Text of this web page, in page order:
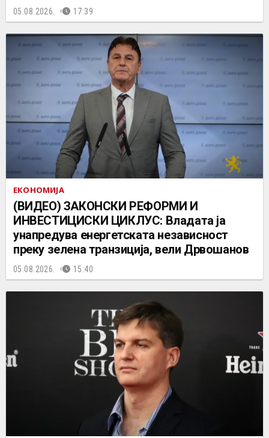
05.08.2026. 17:39
ЕКОНОМИЈА
(ВИДЕО) ЗАКОНСКИ РЕФОРМИ И
ИНВЕСТИЦИСКИ ЦИКЛУС: Владата ја
унапредува енергетската независност
преку зелена транзиција, вели Дрвошанов
05.08.2026. 15:40